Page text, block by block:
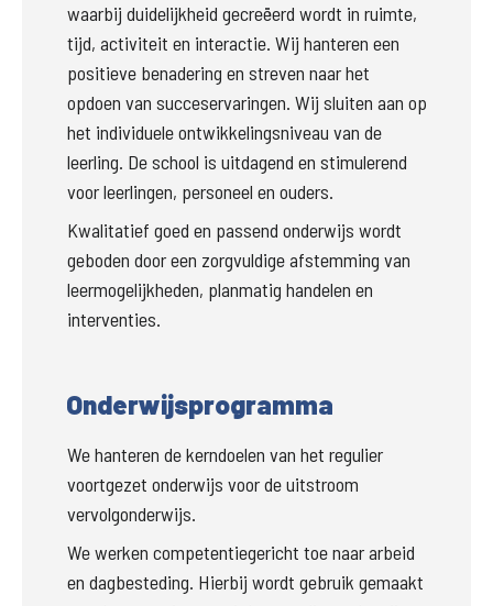
waarbij duidelijkheid gecreëerd wordt in ruimte,
tijd, activiteit en interactie. Wij hanteren een
positieve benadering en streven naar het
opdoen van succeservaringen. Wij sluiten aan op
het individuele ontwikkelingsniveau van de
leerling. De school is uitdagend en stimulerend
voor leerlingen, personeel en ouders.
Kwalitatief goed en passend onderwijs wordt
geboden door een zorgvuldige afstemming van
leermogelijkheden, planmatig handelen en
interventies.
Onderwijsprogramma
We hanteren de kerndoelen van het regulier
voortgezet onderwijs voor de uitstroom
vervolgonderwijs.
We werken competentiegericht toe naar arbeid
en dagbesteding. Hierbij wordt gebruik gemaakt